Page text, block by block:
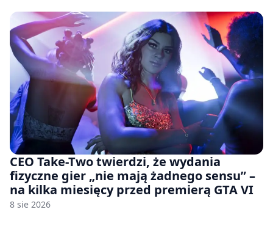
CEO Take-Two twierdzi, że wydania
fizyczne gier „nie mają żadnego sensu” –
na kilka miesięcy przed premierą GTA VI
8 sie 2026